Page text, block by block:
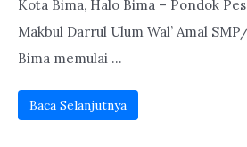
Kota Bima, Halo Bima – Pondok
Makbul Darrul Ulum Wal’ Amal
Bima memulai ...
Baca Selanjutnya